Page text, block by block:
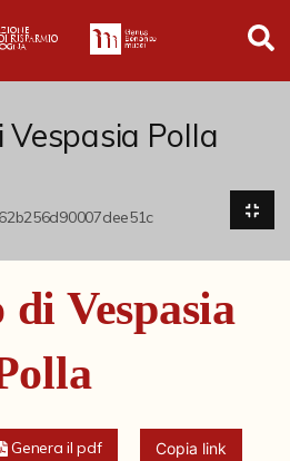
Polla
Vespasia
Genera il pdf Copia link